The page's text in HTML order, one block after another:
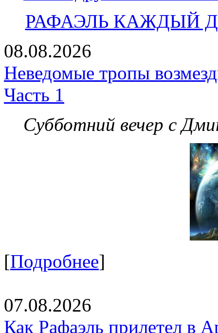
РАФАЭЛЬ КАЖДЫЙ
08.08.2026
Неведомые тропы
Часть 1
Субботний вечер с
[Подробнее]
07.08.2026
Как Рафаэль прилетел в